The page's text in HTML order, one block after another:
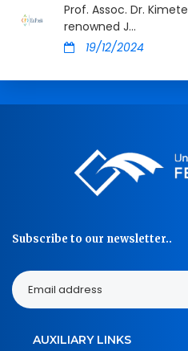
Prof. Assoc. Dr.
renowned J...
19/12/2024
Subscribe to our newsletter..
AUXILIARY LINKS